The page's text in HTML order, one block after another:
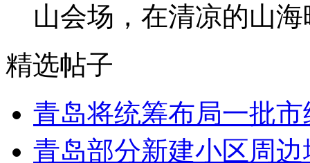
山会场，在清凉的山
精选帖子
青岛将统筹布局一批市
青岛部分新建小区周